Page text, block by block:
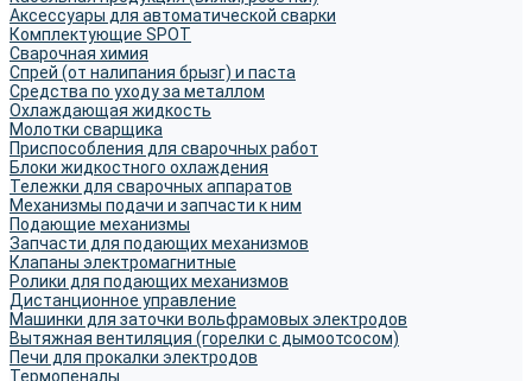
Аксессуары для автоматической сварки
Комплектующие SPOT
Сварочная химия
Спрей (от налипания брызг) и паста
Средства по уходу за металлом
Охлаждающая жидкость
Молотки сварщика
Приспособления для сварочных работ
Блоки жидкостного охлаждения
Тележки для сварочных аппаратов
Механизмы подачи и запчасти к ним
Подающие механизмы
Запчасти для подающих механизмов
Клапаны электромагнитные
Ролики для подающих механизмов
Дистанционное управление
Машинки для заточки вольфрамовых электродов
Вытяжная вентиляция (горелки с дымоотсосом)
Печи для прокалки электродов
Термопеналы